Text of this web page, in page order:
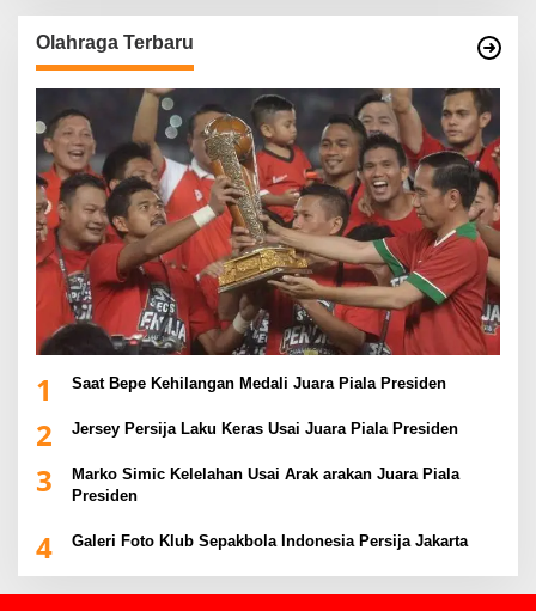
Olahraga Terbaru
1 Saat Bepe Kehilangan Medali Juara Piala Presiden
2 Jersey Persija Laku Keras Usai Juara Piala Presiden
3
Marko Simic Kelelahan Usai Arak arakan Juara Piala
Presiden
4 Galeri Foto Klub Sepakbola Indonesia Persija Jakarta